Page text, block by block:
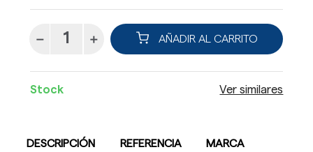
AÑADIR AL CARRITO
Stock Ver similares
DESCRIPCIÓN REFERENCIA MARCA